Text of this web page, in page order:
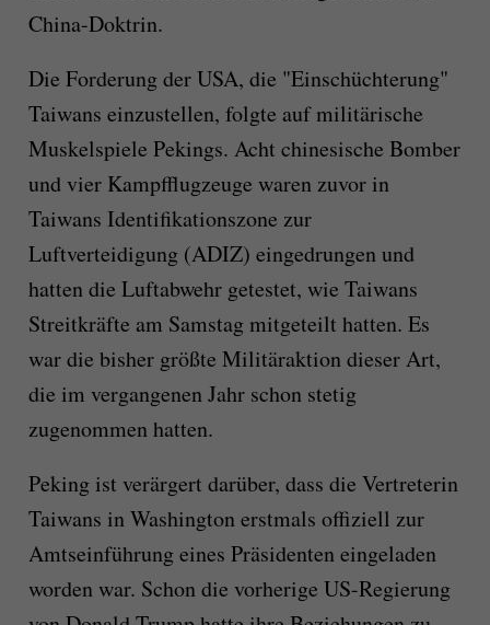
China-Doktrin.
Die Forderung der USA, die "Einschüchterung"
Taiwans einzustellen, folgte auf militärische
Muskelspiele Pekings. Acht chinesische Bomber
und vier Kampfflugzeuge waren zuvor in
Taiwans Identifikationszone zur
Luftverteidigung (ADIZ) eingedrungen und
hatten die Luftabwehr getestet, wie Taiwans
Streitkräfte am Samstag mitgeteilt hatten. Es
war die bisher größte Militäraktion dieser Art,
die im vergangenen Jahr schon stetig
zugenommen hatten.
Peking ist verärgert darüber, dass die Vertreterin
Taiwans in Washington erstmals offiziell zur
Amtseinführung eines Präsidenten eingeladen
worden war. Schon die vorherige US-Regierung